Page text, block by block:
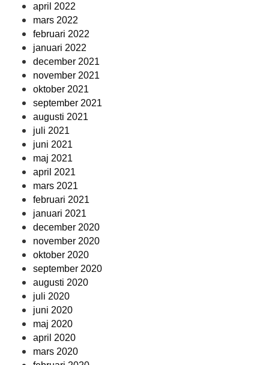
april 2022
mars 2022
februari 2022
januari 2022
december 2021
november 2021
oktober 2021
september 2021
augusti 2021
juli 2021
juni 2021
maj 2021
april 2021
mars 2021
februari 2021
januari 2021
december 2020
november 2020
oktober 2020
september 2020
augusti 2020
juli 2020
juni 2020
maj 2020
april 2020
mars 2020